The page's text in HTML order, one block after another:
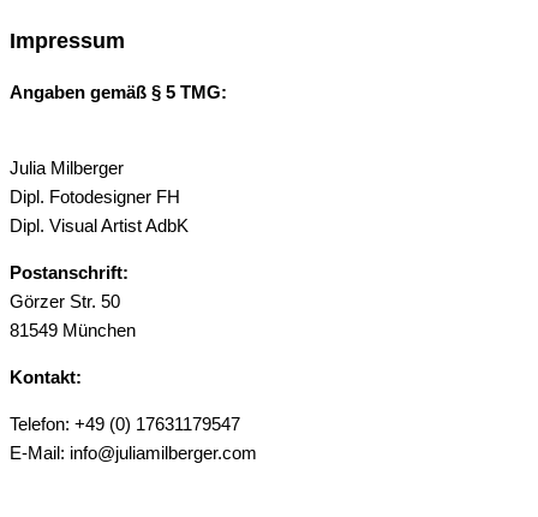
Impressum
Angaben gemäß § 5 TMG:
Julia Milberger
Dipl. Fotodesigner FH
Dipl. Visual Artist AdbK
Postanschrift:
Görzer Str. 50
81549 München
Kontakt:
Telefon: +49 (0) 17631179547
E-Mail: info@juliamilberger.com